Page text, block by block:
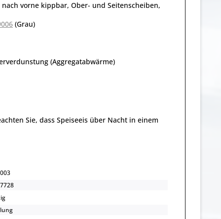
vorne kippbar, Ober- und Seitenscheiben,
(Grau)
(Aggregatabwärme)
Sie, dass Speiseeis über Nacht in einem